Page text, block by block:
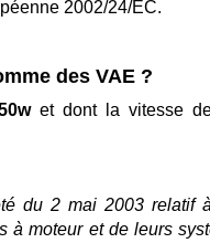
2002/24/EC.
des VAE ?
et dont la vitesse
du 2 mai 2003 relatif
moteur et de leurs